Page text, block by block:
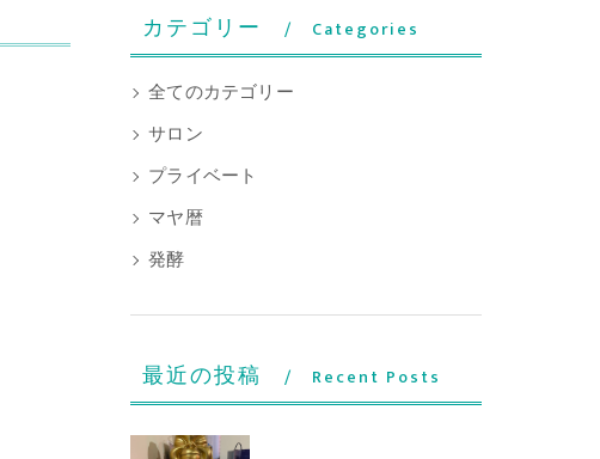
カテゴリー Categories
全てのカテゴリー
サロン
プライベート
マヤ暦
発酵
最近の投稿 Recent Posts